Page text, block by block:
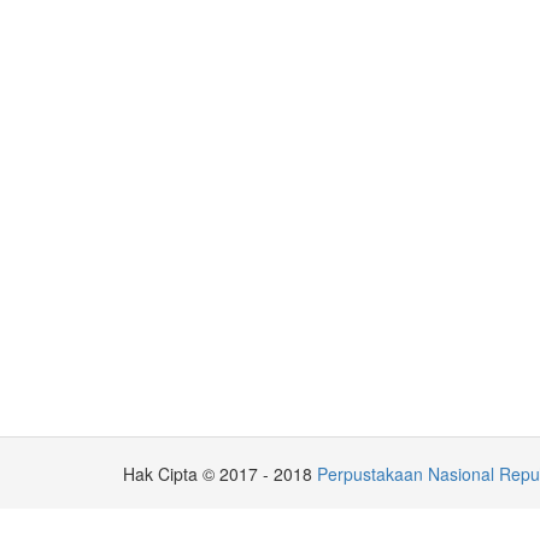
Hak Cipta © 2017 - 2018 Perpustakaan Nasional